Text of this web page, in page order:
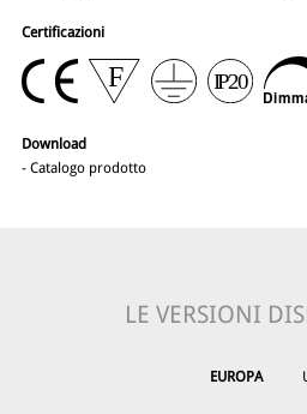
Certificazioni
Download
- Catalogo prodotto
LE VERSIONI
EUROPA